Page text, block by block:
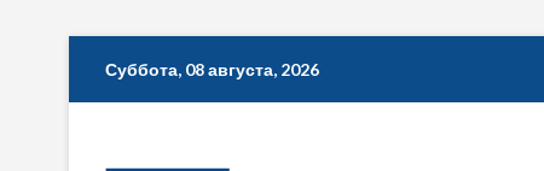
Суббота, 08 августа, 2026